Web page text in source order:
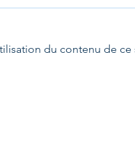
du contenu de